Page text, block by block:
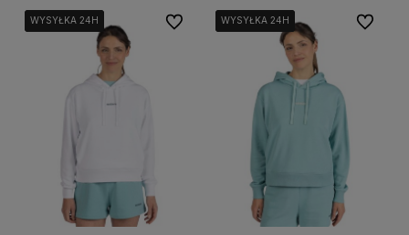
WYSYŁKA 24H
WYSYŁKA 24H
WYSYŁKA 24H Do ulubionychWYSYŁKA 24H
WYSYŁKA 24H
WYSYŁKA 24H Do